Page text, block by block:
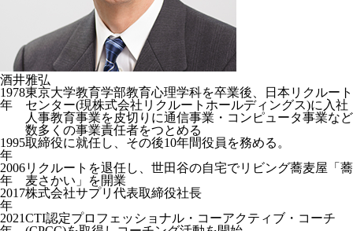
酒井雅弘
1978
年
東京大学教育学部教育心理学科を卒業後、日本リクルート
センター(現株式会社リクルートホールディングス)に入社
人事教育事業を皮切りに通信事業・コンピュータ事業など
数多くの事業責任者をつとめる
1995
年
取締役に就任し、その後10年間役員を務める。
2006
年
リクルートを退任し、世田谷の自宅でリビング蕎麦屋「蕎
麦さかい」を開業
2017
年
株式会社サプリ代表取締役社長
2021CTI認定プロフェッショナル・コーアクティブ・コーチ